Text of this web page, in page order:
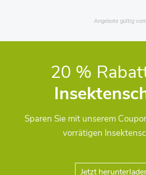
Angebote gültig
20 %
Sparen Sie mit unserem
vorrätigen
Jetzt